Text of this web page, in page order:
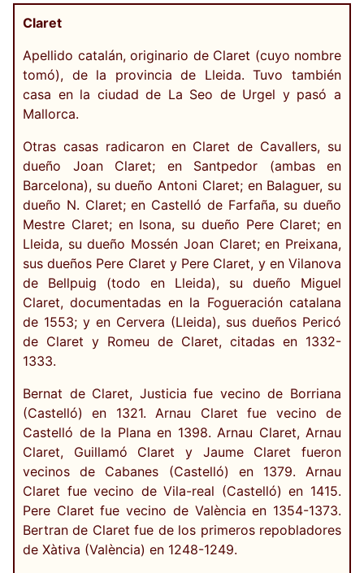
Claret
Apellido catalán, originario de Claret (cuyo nombre
tomó), de la provincia de Lleida. Tuvo también
casa en la ciudad de La Seo de Urgel y pasó a
Mallorca.
Otras casas radicaron en Claret de Cavallers, su
dueño Joan Claret; en Santpedor (ambas en
Barcelona), su dueño Antoni Claret; en Balaguer, su
dueño N. Claret; en Castelló de Farfaña, su dueño
Mestre Claret; en Isona, su dueño Pere Claret; en
Lleida, su dueño Mossén Joan Claret; en Preixana,
sus dueños Pere Claret y Pere Claret, y en Vilanova
de Bellpuig (todo en Lleida), su dueño Miguel
Claret, documentadas en la Fogueración catalana
de 1553; y en Cervera (Lleida), sus dueños Pericó
de Claret y Romeu de Claret, citadas en 1332-
1333.
Bernat de Claret, Justicia fue vecino de Borriana
(Castelló) en 1321. Arnau Claret fue vecino de
Castelló de la Plana en 1398. Arnau Claret, Arnau
Claret, Guillamó Claret y Jaume Claret fueron
vecinos de Cabanes (Castelló) en 1379. Arnau
Claret fue vecino de Vila-real (Castelló) en 1415.
Pere Claret fue vecino de València en 1354-1373.
Bertran de Claret fue de los primeros repobladores
de Xàtiva (València) en 1248-1249.